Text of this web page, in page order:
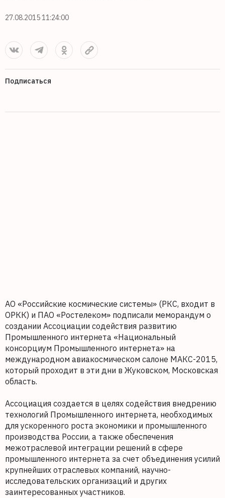
27.08.2015 11:24:00
Подписаться
АО «Российские космические системы» (РКС, входит в
ОРКК) и ПАО «Ростелеком» подписали меморандум о
создании Ассоциации содействия развитию
Промышленного интернета «Национальный
консорциум Промышленного интернета» на
международном авиакосмическом салоне МАКС-2015,
который проходит в эти дни в Жуковском, Московская
область.
Ассоциация создается в целях содействия внедрению
технологий Промышленного интернета, необходимых
для ускоренного роста экономики и промышленного
производства России, а также обеспечения
межотраслевой интеграции решений в сфере
промышленного интернета за счет объединения усилий
крупнейших отраслевых компаний, научно-
исследовательских организаций и других
заинтересованных участников.